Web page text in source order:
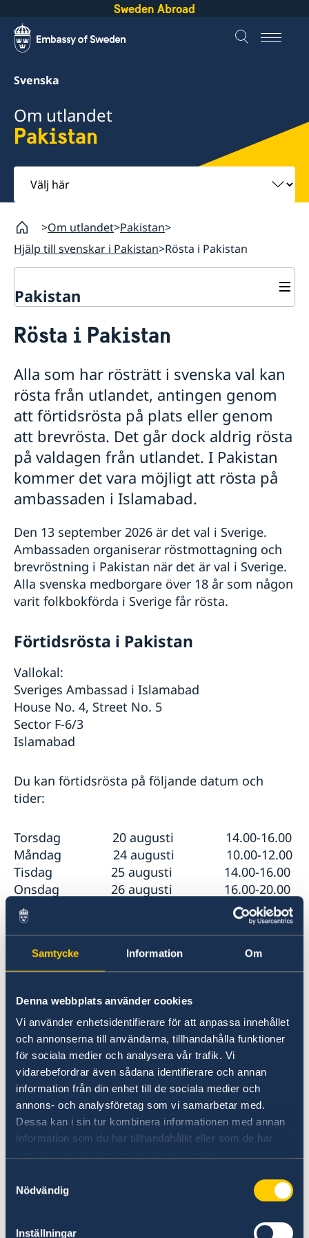
Samtycke Information Om
Denna webbplats använder cookies
Vi använder enhetsidentifierare för att anpassa innehållet
och annonserna till användarna, tillhandahålla funktioner
för sociala medier och analysera vår trafik. Vi
vidarebefordrar även sådana identifierare och annan
information från din enhet till de sociala medier och
annons- och analysföretag som vi samarbetar med.
Dessa kan i sin tur kombinera informationen med annan
information som du har tillhandahållit eller som de har
Nödvändig
Inställningar
Sweden Abroad
Svenska
Om utlandet
Pakistan
Välj
här
Om utlandet Pakistan
Hjälp till svenskar i Pakistan Rösta i Pakistan
Pakistan
Hjälp till svenskar i Pakistan
Pass i Pakistan
Samordningsnummer
Reseinformation
Ambassadens reseinformation
Aktuella händelser
Allmänna säkerhetsläget
Terrorism
Trafiksäkerhet
Hälso- och sjukvård
In- och utresebestämmelser
Lokala lagar och sedvänjor
Kriminalitet och personlig säkerhet
Övriga upplysningar
Rösta i Pakistan
Alla som har rösträtt i svenska val kan
rösta från utlandet, antingen genom
att förtidsrösta på plats eller genom
att brevrösta. Det går dock aldrig rösta
på valdagen från utlandet. I Pakistan
kommer det vara möjligt att rösta på
ambassaden i Islamabad.
Den 13 september 2026 är det val i Sverige.
Ambassaden organiserar röstmottagning och
brevröstning i Pakistan när det är val i Sverige.
Alla svenska medborgare över 18 år som någon
varit folkbokförda i Sverige får rösta.
Förtidsrösta i Pakistan
Vallokal:
Sveriges Ambassad i Islamabad
House No. 4, Street No. 5
Sector F-6/3
Islamabad
Du kan förtidsrösta på följande datum och
tider:
Torsdag 20 augusti 14.00-16.00
Måndag 24 augusti 10.00-12.00
Tisdag 25 augusti 14.00-16.00
Onsdag 26 augusti 16.00-20.00
Torsdag 27 augusti 14.00-16.00
Fredag 28 augusti 10.00-12.00
Söndag 30 augusti 12.00-16.00
(sista tillfället)
Du behöver ha med dig en giltig ID-handling för
att få komma in på ambassaden.
Brevrösta från Pakistan
Alla som befinner sig utomlands kan brevrösta.
Du kan få material för brevröstning på
ambassaden i Islamabad.
Om du vill brevrösta från utlandet får du skicka
hemsida